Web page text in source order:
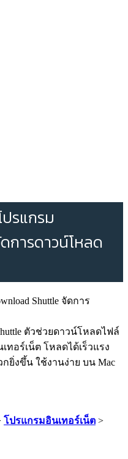
รแกรม
การดาวน์โหลด
ตัวช่วยดาวน์โหลดไฟล์
อร์เน็ต โหลดได้เร็วแรง
กยิ่งขึ้น ใช้งานง่าย บน Mac
โปรแกรมอินเทอร์เน็ต >